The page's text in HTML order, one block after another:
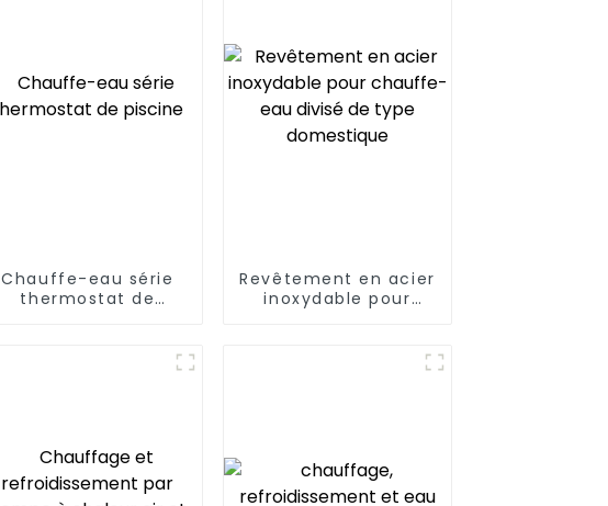
Chauffe-eau série
thermostat de
Revêtement en acier
inoxydable pour